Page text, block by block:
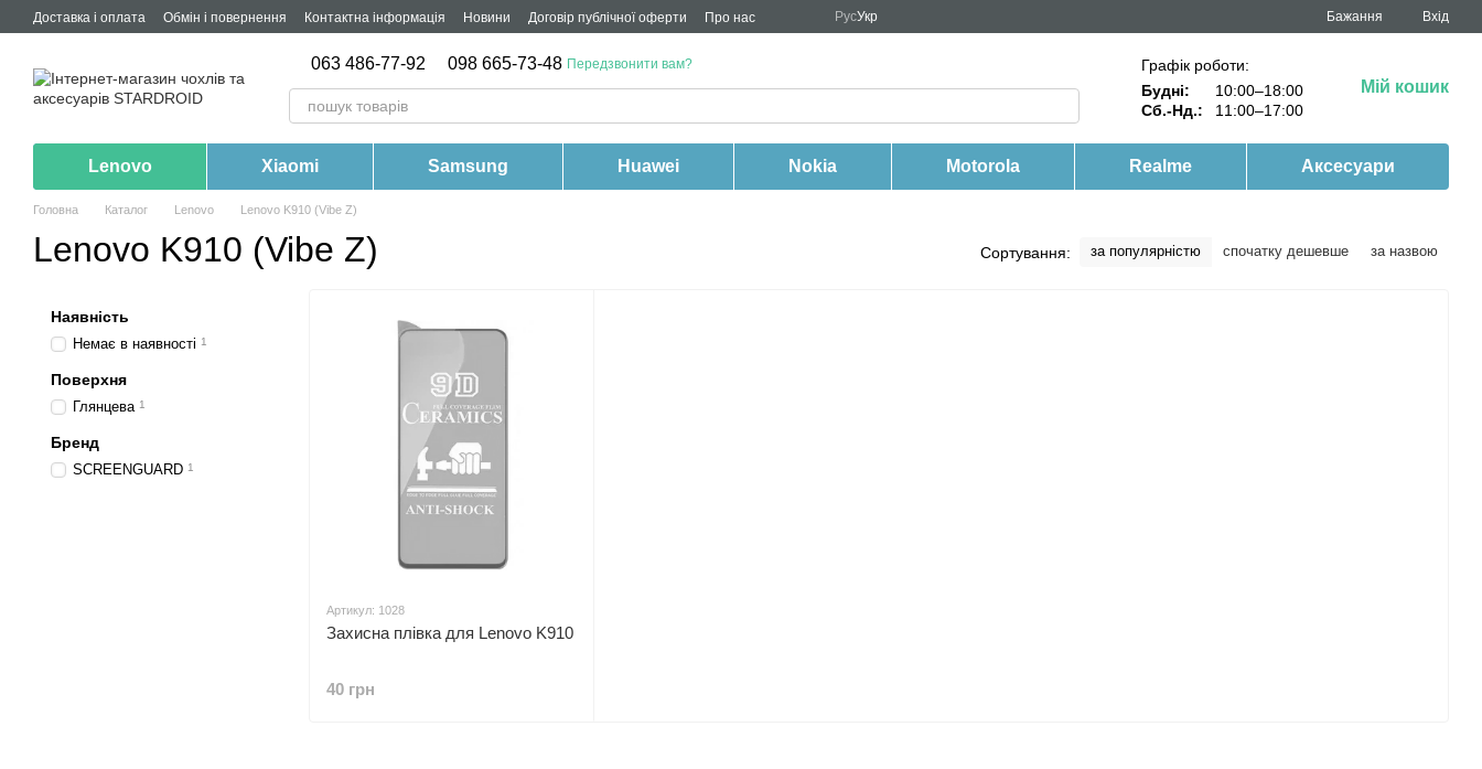
Перейти до основного контенту
Доставка і оплата Обмін і повернення Контактна інформація Новини Договір публічної оферти Про нас РусУкр Бажання Вхід
063 486-77-92 098 665-73-48 Передзвонити вам?
Графік роботи:
Будні:
10:00–18:00
Сб.-Нд.:
11:00–17:00
Мій кошик
Lenovo Xiaomi Samsung Huawei Nokia Motorola Realme Аксесуари
Головна Каталог Lenovo Lenovo K910 (Vibe Z)
Lenovo K910 (Vibe Z) Сортування: за популярністю спочатку дешевше за назвою
Артикул: 1028
Захисна плівка для Lenovo K910
40 грн
Наявність
Немає в наявності 1
Поверхня
Глянцева 1
Бренд
SCREENGUARD 1